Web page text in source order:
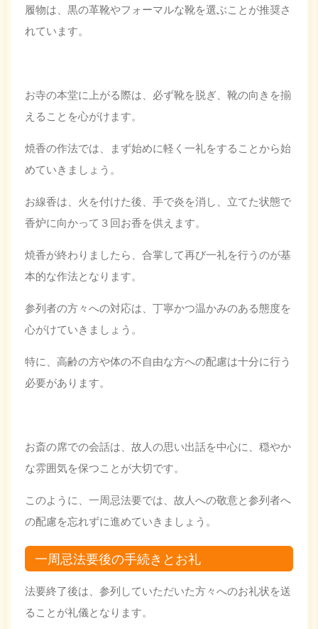
履物は、黒の革靴やフォーマルな靴を選ぶことが推奨さ
れています。
お寺の本堂に上がる際は、必ず靴を脱ぎ、靴の向きを揃
えることを心がけます。
焼香の作法では、まず始めに軽く一礼をすることから始
めていきましょう。
お線香は、火を付けた後、手で炎を消し、立てた状態で
香炉に向かって３回お香を供えます。
焼香が終わりましたら、合掌して再び一礼を行うのが基
本的な作法となります。
参列者の方々への対応は、丁寧かつ温かみのある態度を
心がけていきましょう。
特に、高齢の方や体の不自由な方への配慮は十分に行う
必要があります。
お斎の席での会話は、故人の思い出話を中心に、穏やか
な雰囲気を保つことが大切です。
このように、一周忌法要では、故人への敬意と参列者へ
の配慮を忘れずに進めていきましょう。
一周忌法要後の手続きとお礼
法要終了後は、参列していただいた方々へのお礼状を送
ることが礼儀となります。